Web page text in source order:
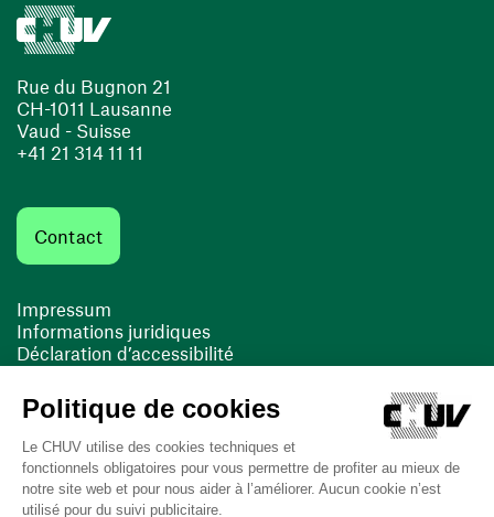
Rue du Bugnon 21
CH-1011 Lausanne
Vaud - Suisse
+41 21 314 11 11
Contact
Impressum
Informations juridiques
Déclaration d’accessibilité
Cookies
(opens in a new window)